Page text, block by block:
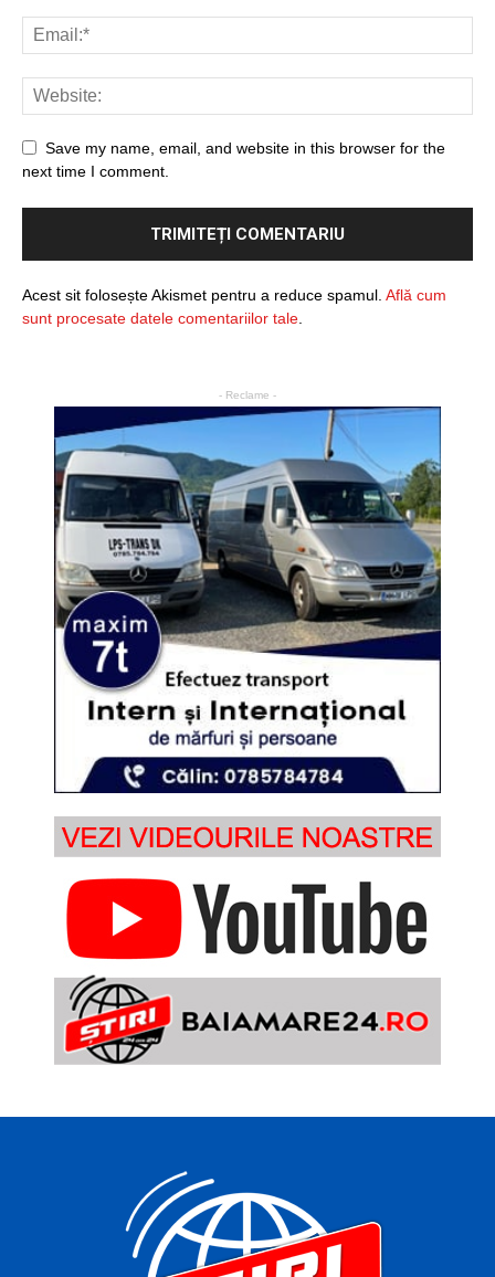
Save my name, email, and website in this browser for the
next time I comment.
Acest sit folosește Akismet pentru a reduce spamul. Află cum
sunt procesate datele comentariilor tale
- Reclame -